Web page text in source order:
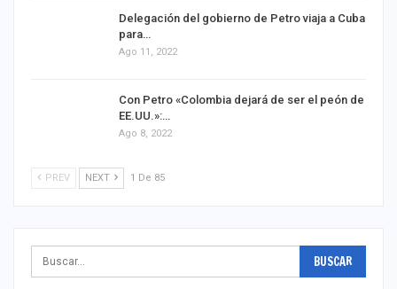
Delegación del gobierno de Petro viaja a Cuba
para…
Ago 11, 2022
Con Petro «Colombia dejará de ser el peón de
EE.UU.»:…
Ago 8, 2022
PREV NEXT 1 De 85